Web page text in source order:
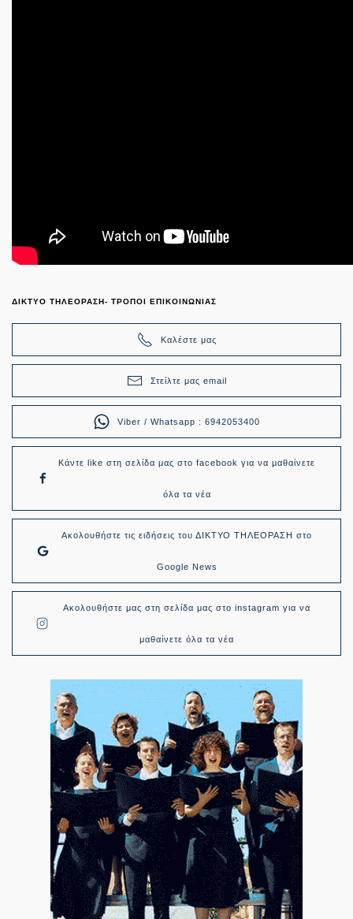
ΔΙΚΤΥΟ ΤΗΛΕΟΡΑΣΗ- ΤΡΟΠΟΙ ΕΠΙΚΟΙΝΩΝΙΑΣ
Καλέστε μας
Στείλτε μας email
Viber / Whatsapp : 6942053400
Κάντε like στη σελίδα μας στο facebook για να μαθαίνετε
όλα τα νέα
Ακολουθήστε τις ειδήσεις του ΔΙΚΤΥΟ ΤΗΛΕΟΡΑΣΗ στο
Google News
Ακολουθήστε μας στη σελίδα μας στο instagram για να
μαθαίνετε όλα τα νέα